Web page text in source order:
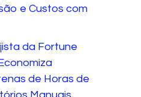
e Custos com
da Fortune
de Horas de